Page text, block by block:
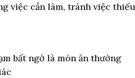
việc cần làm, tránh việc thiếu
bất ngờ là món ăn thường